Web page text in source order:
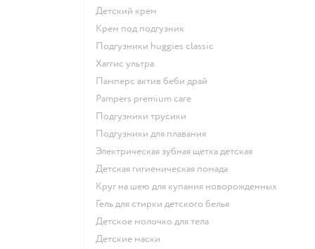
детский крем
крем под подгузник
подгузники huggies classic
хаггис ультра
памперс актив беби драй
pampers premium care
подгузники трусики
подгузники для плавания
электрическая зубная щетка детская
детская гигиеническая помада
круг на шею для купания новорожденных
гель для стирки детского белья
детское молочко для тела
детские маски